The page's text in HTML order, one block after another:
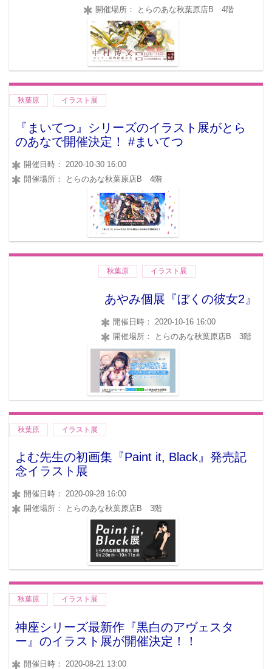
開催場所： とらのあな秋葉原店B 4階
秋葉原 イラスト展
『まいてつ』シリーズのイラスト展がとら
のあなで開催決定！ #まいてつ
開催日時： 2020-10-30 16:00
開催場所： とらのあな秋葉原店B 4階
秋葉原 イラスト展
あやみ個展『ぼくの彼女2』
開催日時： 2020-10-16 16:00
開催場所： とらのあな秋葉原店B 3階
秋葉原 イラスト展
よむ先生の初画集『Paint it, Black』発売記
念イラスト展
開催日時： 2020-09-28 16:00
開催場所： とらのあな秋葉原店B 3階
秋葉原 イラスト展
神座シリーズ最新作『黒白のアヴェスタ
ー』のイラスト展が開催決定！！
開催日時： 2020-08-21 13:00